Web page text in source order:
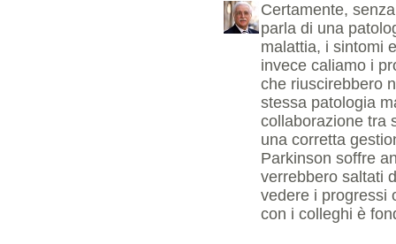
Certamente,
parla di una
malattia, i sintomi
invece caliamo i
che riuscirebbero
stessa patologia
collaborazione tra
una corretta
Parkinson soffre
verrebbero saltati
vedere i progressi
con i colleghi è